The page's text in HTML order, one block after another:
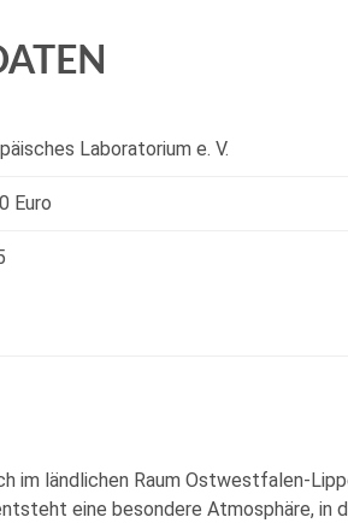
Laboratorium e. V.
Euro
im ländlichen Raum Ostwestfalen-
eine besondere Atmosphäre, in